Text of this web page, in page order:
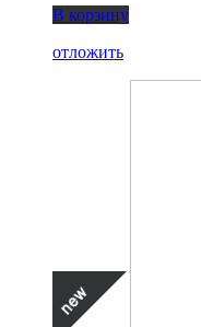
В корзину
отложить